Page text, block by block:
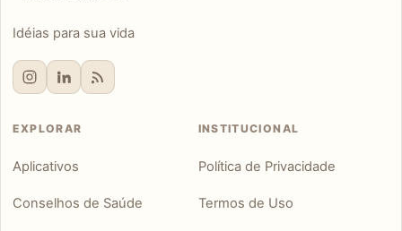
Idéias para sua vida
EXPLORAR
Aplicativos
Conselhos de Saúde
INSTITUCIONAL
Política de Privacidade
Termos de Uso